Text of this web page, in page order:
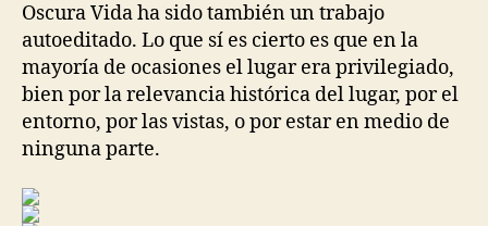
Oscura Vida ha sido también un trabajo
autoeditado. Lo que sí es cierto es que en la
mayoría de ocasiones el lugar era privilegiado,
bien por la relevancia histórica del lugar, por el
entorno, por las vistas, o por estar en medio de
ninguna parte.